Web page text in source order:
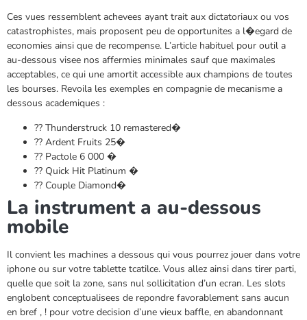
Ces vues ressemblent achevees ayant trait aux dictatoriaux ou vos
catastrophistes, mais proposent peu de opportunites a l�egard de
economies ainsi que de recompense. L’article habituel pour outil a
au-dessous visee nos affermies minimales sauf que maximales
acceptables, ce qui une amortit accessible aux champions de toutes
les bourses. Revoila les exemples en compagnie de mecanisme a
dessous academiques :
?? Thunderstruck 10 remastered�
?? Ardent Fruits 25�
?? Pactole 6 000 �
?? Quick Hit Platinum �
?? Couple Diamond�
La instrument a au-dessous
mobile
Il convient les machines a dessous qui vous pourrez jouer dans votre
iphone ou sur votre tablette tcatilce. Vous allez ainsi dans tirer parti,
quelle que soit la zone, sans nul sollicitation d’un ecran. Les slots
englobent conceptualisees de repondre favorablement sans aucun
en bref , ! pour votre decision d’une vieux baffle, en abandonnant